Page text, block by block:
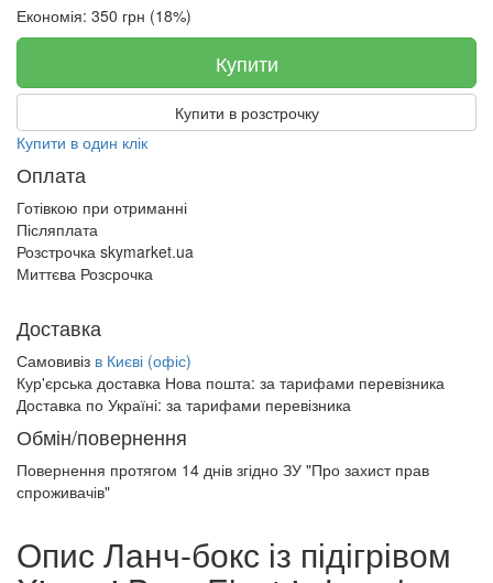
Економія: 350 грн (18%)
Купити
Купити в розстрочку
Купити в один клік
Оплата
Готівкою при отриманні
Післяплата
Розстрочка skymarket.ua
Миттєва Розсрочка
Доставка
Самовивіз в Києві (офіс)
Кур'єрська доставка Нова пошта: за тарифами перевізника
Доставка по Україні: за тарифами перевізника
Обмін/повернення
Повернення протягом 14 днів згідно ЗУ "Про захист прав
спроживачів"
Опис Ланч-бокс із підігрівом